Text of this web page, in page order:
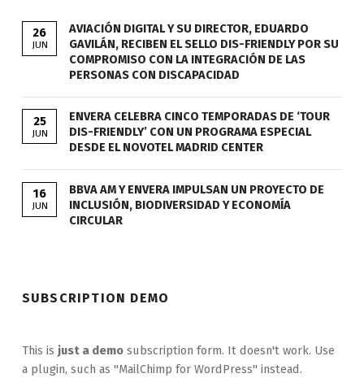
26
JUN
AVIACIÓN DIGITAL Y SU DIRECTOR, EDUARDO
GAVILÁN, RECIBEN EL SELLO DIS-FRIENDLY POR SU
COMPROMISO CON LA INTEGRACIÓN DE LAS
PERSONAS CON DISCAPACIDAD
25
JUN
ENVERA CELEBRA CINCO TEMPORADAS DE ‘TOUR
DIS-FRIENDLY’ CON UN PROGRAMA ESPECIAL
DESDE EL NOVOTEL MADRID CENTER
16
JUN
BBVA AM Y ENVERA IMPULSAN UN PROYECTO DE
INCLUSIÓN, BIODIVERSIDAD Y ECONOMÍA
CIRCULAR
SUBSCRIPTION DEMO
This is just a demosubscription form. It doesn't work. Use
a plugin, such as "MailChimp for WordPress" instead.